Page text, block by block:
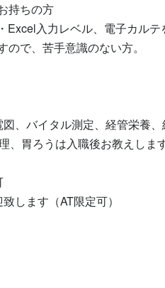
持ちの方
Excel入力レベル、電子カル
で、苦手意識のない方。
、バイタル測定、経管栄養
、胃ろうは入職後お教えしま
します（AT限定可）